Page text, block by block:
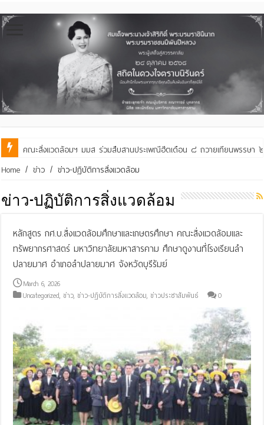
คณะสิ่งแวดล้อมฯ มมส ร่วมสืบสานประเพณีฮีตเดือน ๘ ถวายเทียนพรรษา ๒
Home / ข่าว / ข่าว-ปฏิบัติการสิ่งแวดล้อม
ข่าว-ปฏิบัติการสิ่งแวดล้อม
หลักสูตร กศ.บ.สิ่งแวดล้อมศึกษาและเกษตรศึกษา คณะสิ่งแวดล้อมและ
ทรัพยากรศาสตร์ มหาวิทยาลัยมหาสารคาม ศึกษาดูงานที่โรงเรียนลำ
ปลายมาศ อำเภอลำปลายมาศ จังหวัดบุรีรัมย์
March 6, 2026
Uncategorized,ข่าว,ข่าว-ปฏิบัติการสิ่งแวดล้อม,ข่าวประชาสัมพันธ์ 0